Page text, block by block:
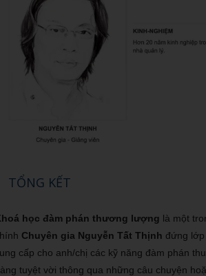
TỔNG KẾT
học đàm phán thương lượng là một
Chuyên gia Nguyễn Tất Thịnh đứng
cấp cho anh/chị các kỹ năng đàm phán
tuyệt vời thông qua những câu chuyện